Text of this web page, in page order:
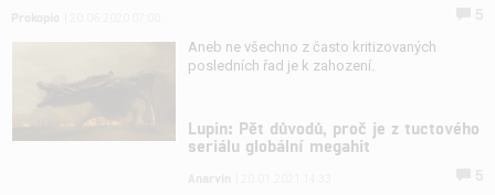
Aneb ne všechno z často kritizovaných
posledních řad je k zahození.
Lupin: Pět důvodů, proč je z tuctového
seriálu globální megahit